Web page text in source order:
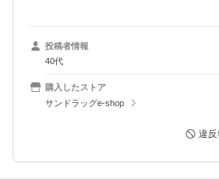
投稿者情報
40代
購入したストア
サンドラッグe-shop
違